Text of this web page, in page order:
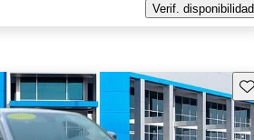
Verif. disponibilidad